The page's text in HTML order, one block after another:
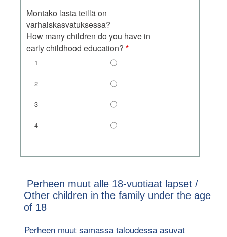
1 2 3 4
Montako lasta teillä on
varhaiskasvatuksessa?
How many children do you have in
early childhood education? *pakollinen
kenttä
Perheen muut alle 18-vuotiaat lapset /
Other children in the family under the age
of 18
Perheen muut samassa taloudessa asuvat